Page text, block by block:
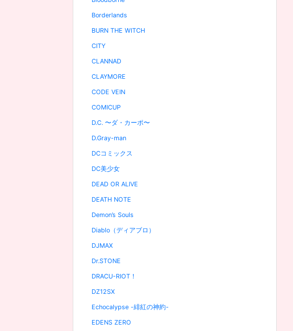
Borderlands
BURN THE WITCH
CITY
CLANNAD
CLAYMORE
CODE VEIN
COMICUP
D.C. 〜ダ・カーポ〜
D.Gray-man
DCコミックス
DC美少女
DEAD OR ALIVE
DEATH NOTE
Demon’s Souls
Diablo（ディアブロ）
DJMAX
Dr.STONE
DRACU-RIOT！
DZ12SX
Echocalypse -緋紅の神約-
EDENS ZERO